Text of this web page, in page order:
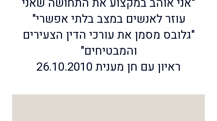
עוזר לאנשים במצב בלתי אפשרי"
"גלובס מסמן את עורכי הדין הצעירים
והמבטיחים"
ראיון עם חן מענית 26.10.2010